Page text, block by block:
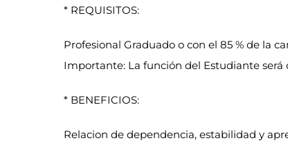
* REQUISITOS:
Profesional Graduado o con el 85 % de la
Importante: La función del Estudiante será
* BENEFICIOS:
Relacion de dependencia, estabilidad y